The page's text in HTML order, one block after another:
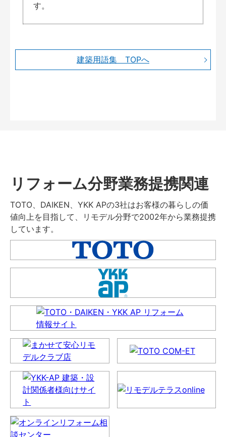
す。
建築用語集 TOPへ
リフォーム分野業務提携関連
TOTO、DAIKEN、YKK APの3社はお客様の暮らしの価
値向上を目指して、リモデル分野で2002年から業務提携
しています。